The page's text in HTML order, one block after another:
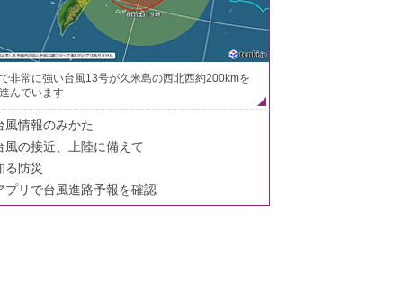
非常に強い台風13号が久米島の西北西約200kmを
んでいます
風情報のみかた
風の接近、上陸に備えて
る防災
プリで台風進路予報を確認